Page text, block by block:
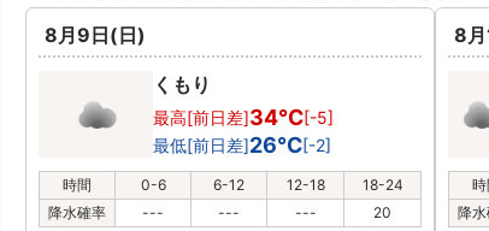
8月9日(日)
くもり
最高[前日差]34℃[-5]
最低[前日差]26℃[-2]
時間 0-6 6-12 12-18
18-24
降水確率
--- --- --- 20
8
時
降